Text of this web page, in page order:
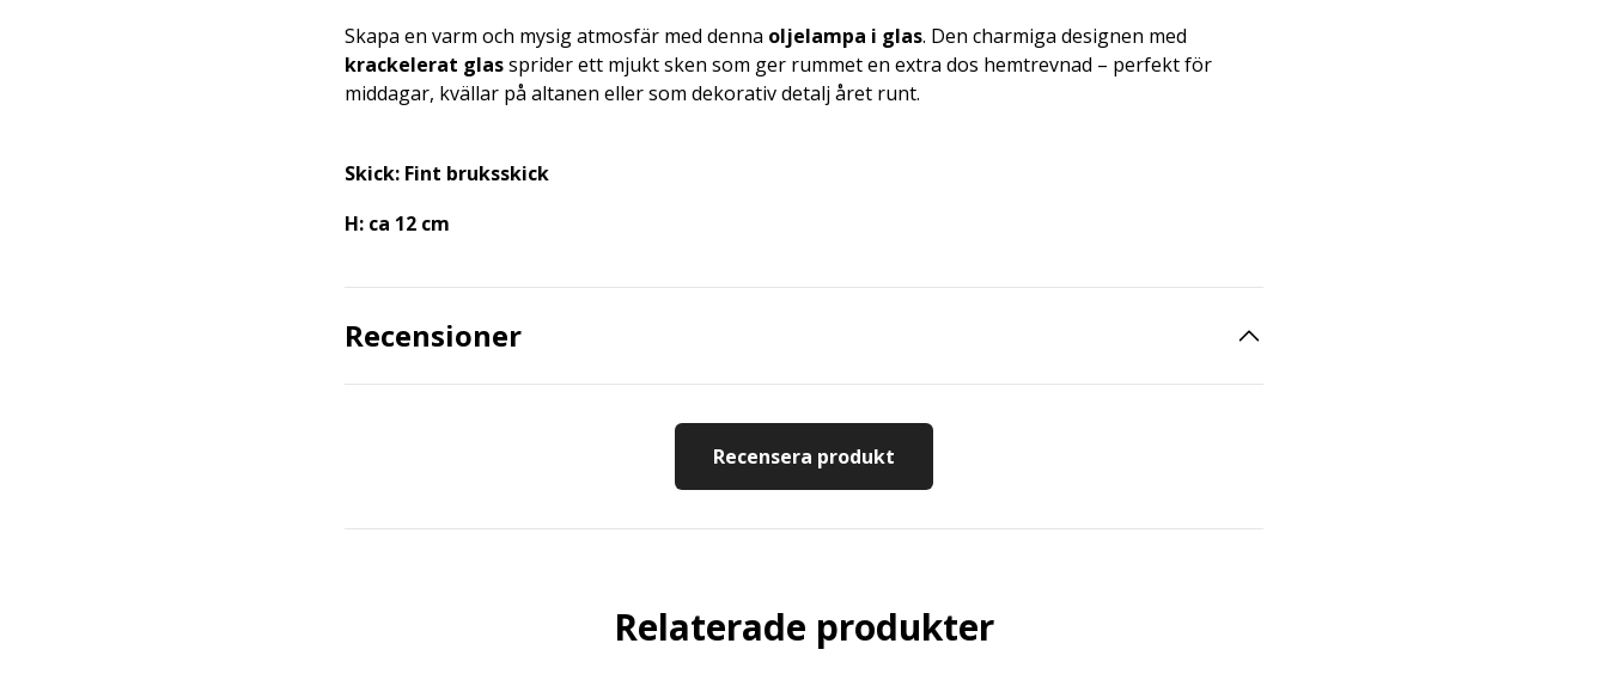
Skapa en varm och mysig atmosfär med denna oljelampa i glas. Den charmiga designen med
krackelerat glassprider ett mjukt sken som ger rummet en extra dos hemtrevnad – perfekt för
middagar, kvällar på altanen eller som dekorativ detalj året runt.
Skick: Fint bruksskick
H: ca 12 cm
Recensioner
Recensera produkt
Relaterade produkter